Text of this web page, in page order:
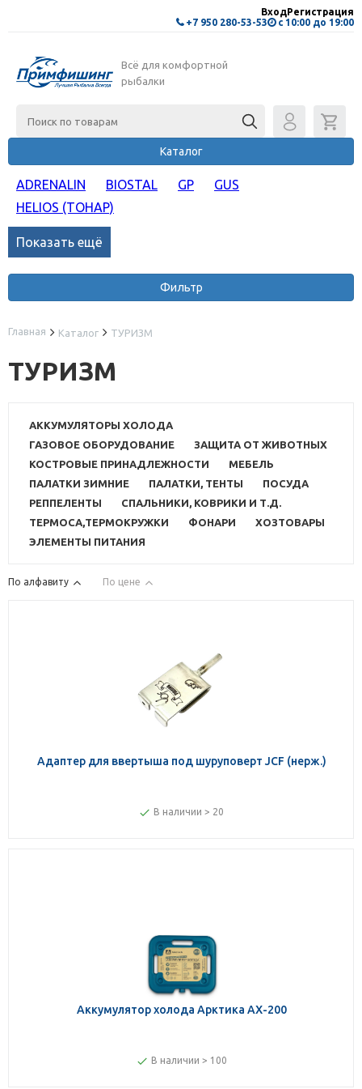
+7 950 280-53-53 с 10:00 до 19:00
ВходРегистрация
Всё для комфортной
рыбалки
Каталог
ADRENALIN BIOSTAL GP
GUS
HELIOS (ТОНАР)
Показать ещё
Фильтр
Главная Каталог ТУРИЗМ
ТУРИЗМ
АККУМУЛЯТОРЫ ХОЛОДА
ГАЗОВОЕ ОБОРУДОВАНИЕ
ЗАЩИТА ОТ ЖИВОТНЫХ
КОСТРОВЫЕ ПРИНАДЛЕЖНОСТИ
МЕБЕЛЬ
ПАЛАТКИ ЗИМНИЕ
ПАЛАТКИ, ТЕНТЫ
ПОСУДА
РЕППЕЛЕНТЫ
СПАЛЬНИКИ, КОВРИКИ И Т.Д.
ТЕРМОСА,ТЕРМОКРУЖКИ
ФОНАРИ
ХОЗТОВАРЫ
ЭЛЕМЕНТЫ ПИТАНИЯ
По алфавиту По цене
Адаптер для ввертыша под шуруповерт JCF (нерж.)
В наличии > 20
Аккумулятор холода Арктика AX-200
В наличии > 100